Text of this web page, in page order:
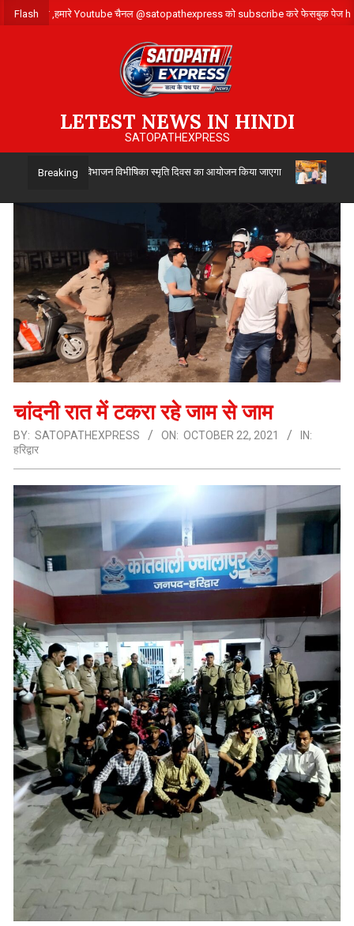
Skip
to
Flash
संपर्क करे ,हमारे Youtube चैनल @satopathexpress को subscribe करे फेसबुक पेज
LETEST NEWS IN HINDI
SATOPATHEXPRESS
Breaking
14 अगस्त को विभाजन विभीषिका स्मृति दिवस का आयोजन किया जाएगा उत्तर
चांदनी रात में टकरा रहे जाम से जाम
BY: SATOPATHEXPRESS ON: OCTOBER 22, 2021
IN:
हरिद्वार